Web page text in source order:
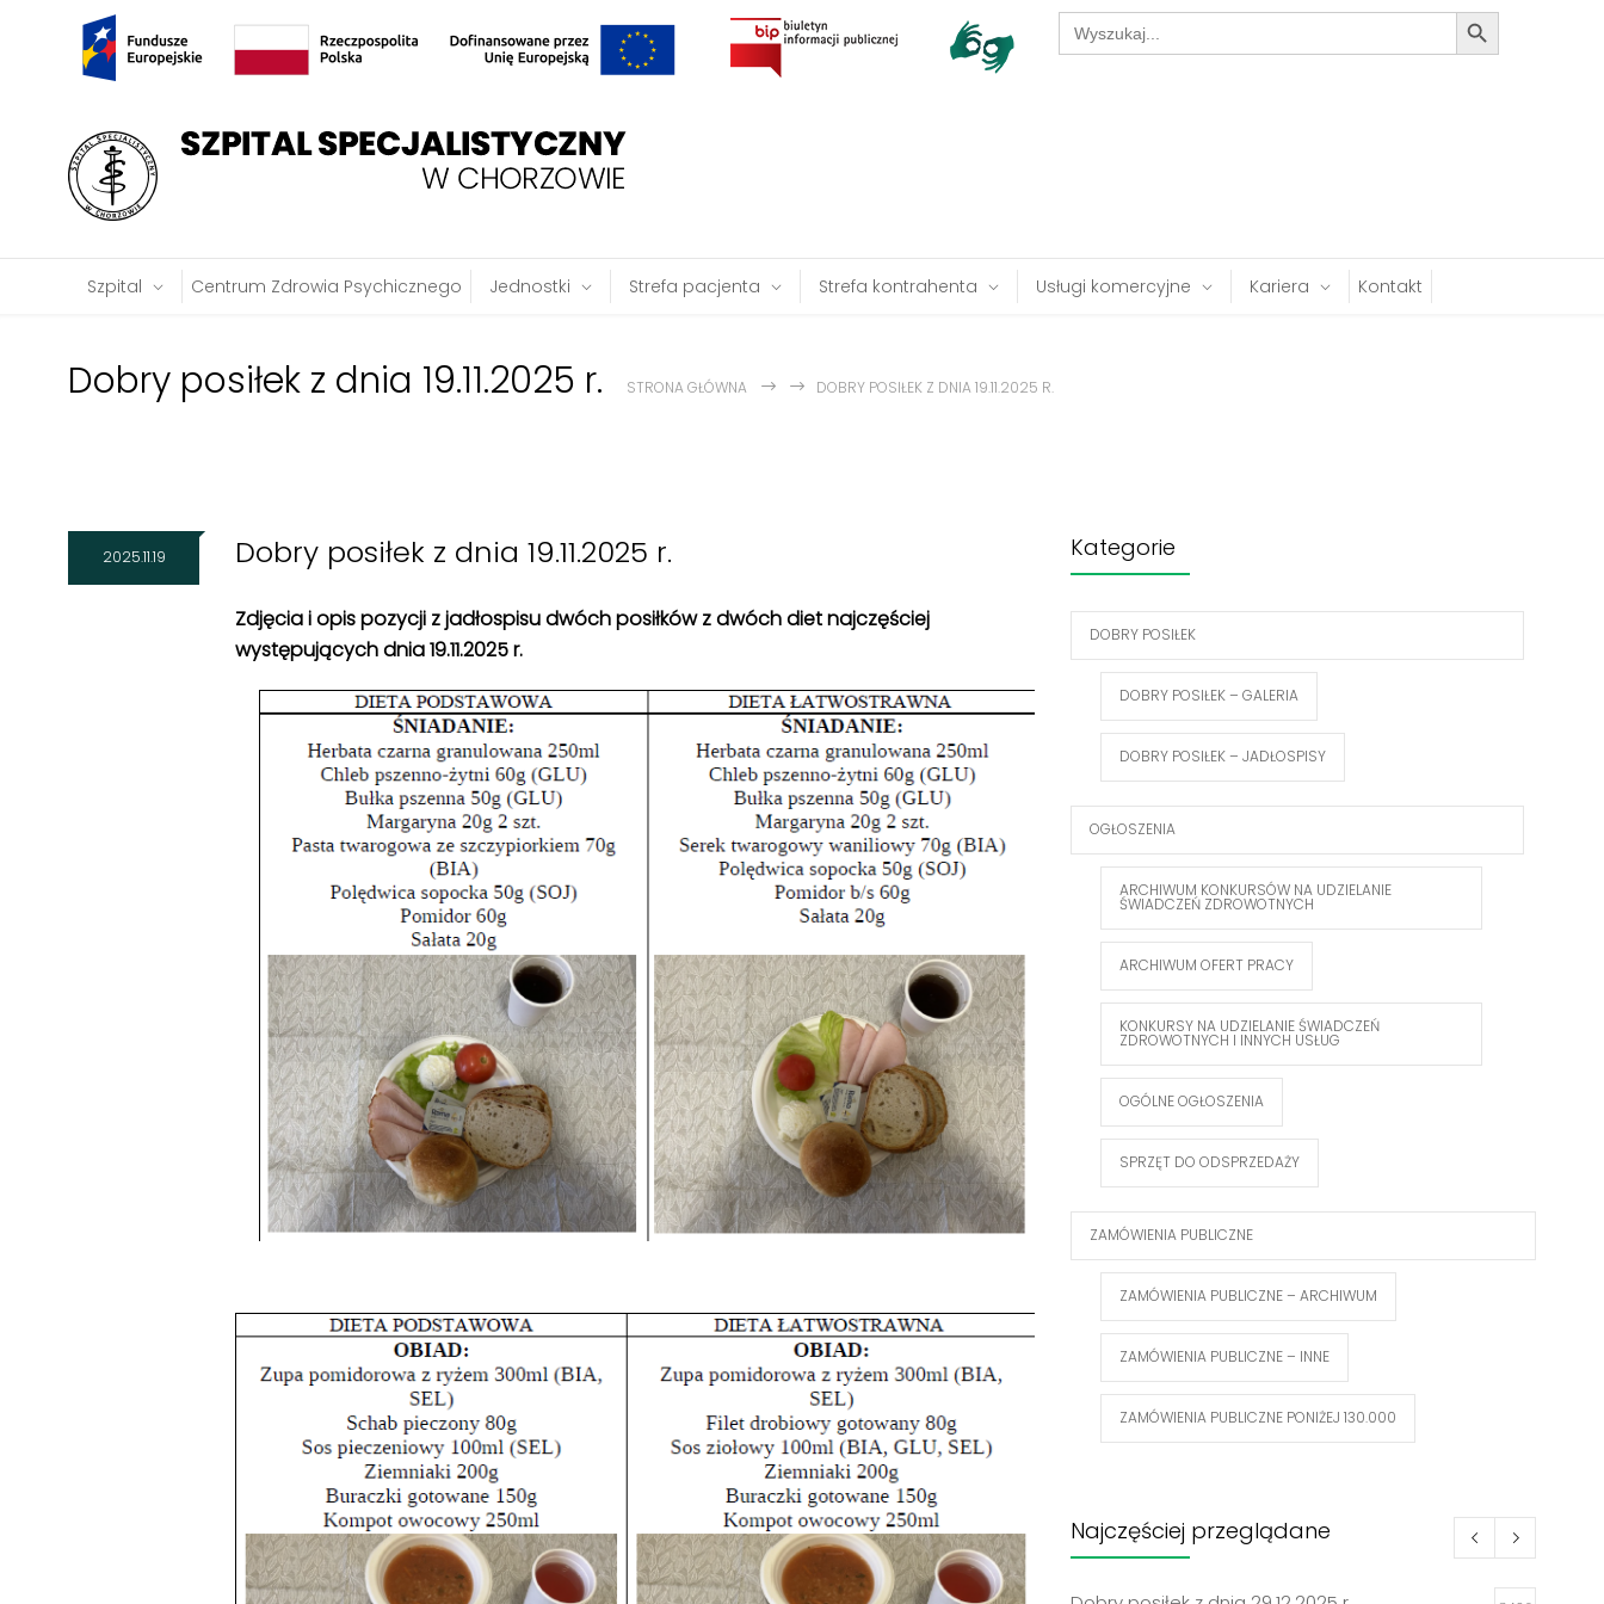
Search
for:
Search Button
Szpital Centrum Zdrowia Psychicznego Jednostki Strefa pacjenta Strefa kontrahenta Usługi komercyjne Kariera Kontakt
Dobry posiłek z dnia 19.11.2025 r. STRONA GŁÓWNA DOBRY POSIŁEK Z DNIA 19.11.2025 R.
2025.11.19 Dobry posiłek z dnia 19.11.2025 r.
Zdjęcia i opis pozycji z jadłospisu dwóch posiłków z dwóch diet najczęściej
występujących dnia 19.11.2025 r.
Kategorie
DOBRY POSIŁEK
DOBRY POSIŁEK – GALERIA
DOBRY POSIŁEK – JADŁOSPISY
OGŁOSZENIA
ARCHIWUM KONKURSÓW NA UDZIELANIE
ŚWIADCZEŃ ZDROWOTNYCH
ARCHIWUM OFERT PRACY
KONKURSY NA UDZIELANIE ŚWIADCZEŃ
ZDROWOTNYCH I INNYCH USŁUG
OGÓLNE OGŁOSZENIA
SPRZĘT DO ODSPRZEDAŻY
ZAMÓWIENIA PUBLICZNE
ZAMÓWIENIA PUBLICZNE – ARCHIWUM
ZAMÓWIENIA PUBLICZNE – INNE
ZAMÓWIENIA PUBLICZNE PONIŻEJ 130.000
Najczęściej przeglądane